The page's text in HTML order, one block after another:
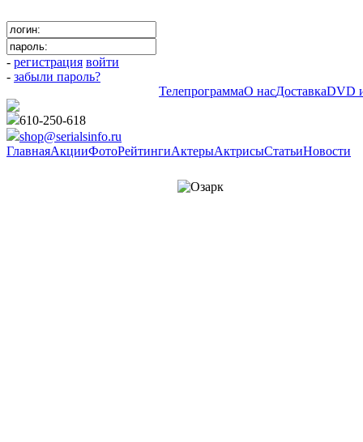
- регистрация войти
- забыли пароль?
ТелепрограммаО насДоставкаDVD
610-250-618
shop@serialsinfo.ru
ГлавнаяАкцииФотоРейтингиАктерыАктрисыСтатьиНовости